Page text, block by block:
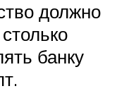
должно
банку